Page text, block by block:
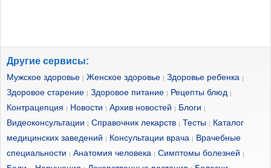
Другие сервисы:
Мужское здоровье | Женское здоровье | Здоровье ребенка |
Здоровое старение | Здоровое питание | Рецепты блюд |
Контрацепция | Новости | Архив новостей | Блоги |
Видеоконсультации | Справочник лекарств | Тесты | Каталог
медицинских заведений | Консультации врача | Врачебные
специальности | Анатомия человека | Симптомы болезней |